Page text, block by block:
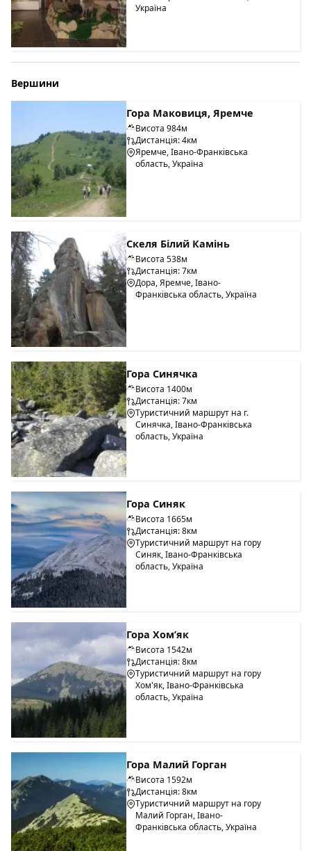
Україна
Вершини
Гора Маковиця, Яремче
Висота 984м
Дистанція: 4км
Яремче, Івано-Франківська
область, Україна
Скеля Білий Камінь
Висота 538м
Дистанція: 7км
Дора, Яремче, Івано-
Франківська область, Україна
Гора Синячка
Висота 1400м
Дистанція: 7км
Туристичний маршрут на г.
Синячка, Івано-Франківська
область, Україна
Гора Синяк
Висота 1665м
Дистанція: 8км
Туристичний маршрут на гору
Синяк, Івано-Франківська
область, Україна
Гора Хом’як
Висота 1542м
Дистанція: 8км
Туристичний маршрут на гору
Хом'як, Івано-Франківська
область, Україна
Гора Малий Горган
Висота 1592м
Дистанція: 8км
Туристичний маршрут на гору
Малий Горган, Івано-
Франківська область, Україна